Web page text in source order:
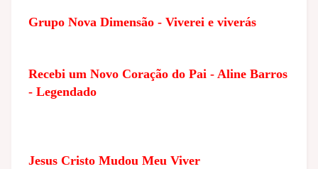
Grupo Nova Dimensão - Viverei e viverás
Recebi um Novo Coração do Pai - Aline Barros
- Legendado
Jesus Cristo Mudou Meu Viver